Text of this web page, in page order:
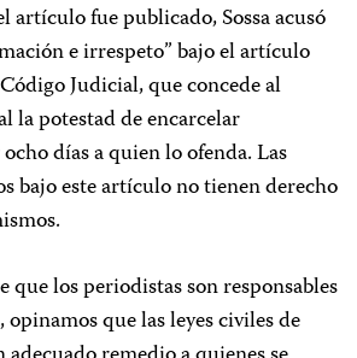
artículo fue publicado, Sossa acusó
e irrespeto” bajo el artículo
Judicial, que concede al
la potestad de encarcelar
días a quien lo ofenda. Las
bajo este artículo no tienen derecho
que los periodistas son responsables
que las leyes civiles de